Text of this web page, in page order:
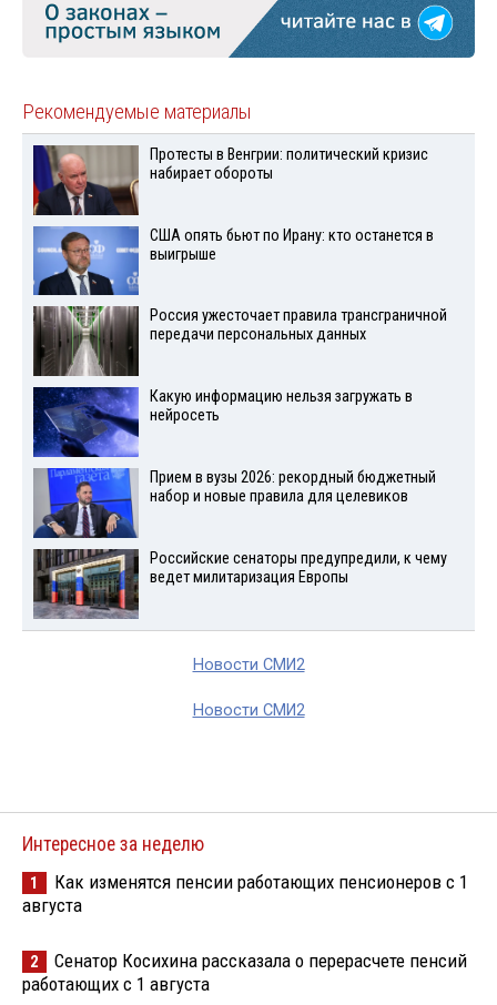
Рекомендуемые материалы
Протесты в Венгрии: политический кризис
набирает обороты
США опять бьют по Ирану: кто останется в
выигрыше
Россия ужесточает правила трансграничной
передачи персональных данных
Какую информацию нельзя загружать в
нейросеть
Прием в вузы 2026: рекордный бюджетный
набор и новые правила для целевиков
Российские сенаторы предупредили, к чему
ведет милитаризация Европы
Новости СМИ2
Новости СМИ2
Интересное за неделю
1
Как изменятся пенсии работающих пенсионеров с 1
августа
2
Сенатор Косихина рассказала о перерасчете пенсий
работающих с 1 августа